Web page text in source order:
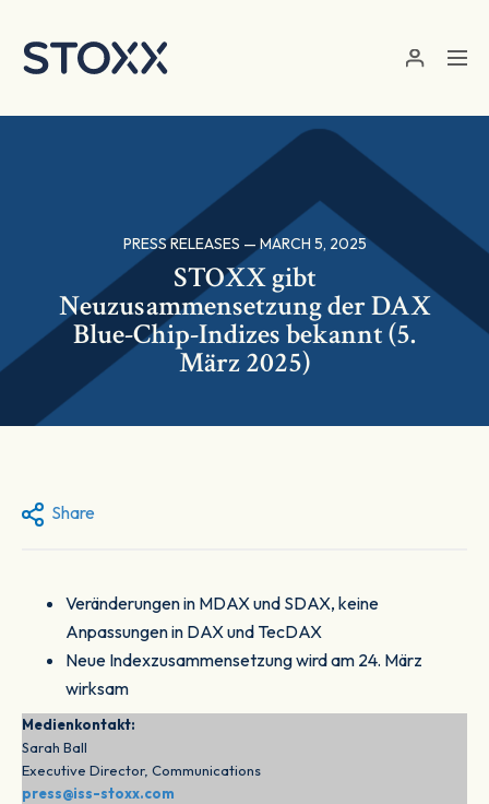
PRESS RELEASES — MARCH 5, 2025
STOXX gibt
Neuzusammensetzung der DAX
Blue-Chip-Indizes bekannt (5.
März 2025)
Share
Veränderungen in MDAX und SDAX, keine
Anpassungen in DAX und TecDAX
Neue Indexzusammensetzung wird am 24. März
wirksam
Medienkontakt:
Sarah Ball
Executive Director, Communications
press@iss-stoxx.com